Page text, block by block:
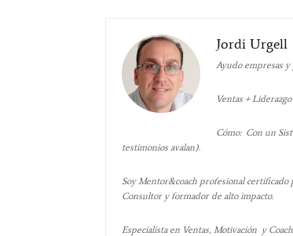
Jordi Urgell
Ayudo empresas y
Ventas +
Cómo: Con un
testimonios avalan).
Soy Mentor&coach profesional certificado
Consultor y formador de alto impacto.
Especialista en Ventas, Motivación y